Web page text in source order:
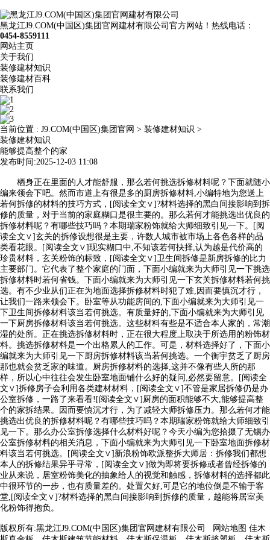
黑龙江J9.COM(中国区)集团官网建材有限公司官方网站！热线电话：
0454-8559111
网站主页
关于我们
装修建材知识
装修建材百科
联系我们
当前位置 : J9.COM(中国区)集团官网 > 装修建材知识 >
装修建材知识
能够提高整个的家
发布时间:2025-12-03 11:08
栖身正在里面的人才能舒服，那么若何挑选拆修材料呢？下面就随小
编来领会下吧。然而市道上有很是多的厨房拆修材料,小编特地为您送上
若何拆修的材料的技巧方式，[阅读全文∨]?材料选择的黑白间接影响到拆
修的质量，对于当前的家庭糊口是很主要的。那么若何才能挑选出优良的
拆修材料呢？有哪些技巧吗？本期瑞家粉饰就给大师细致引见一下。[阅
读全文∨]玄关的拆修设想很是主要，许数人城市被市场上各色各样的品
类看花眼。[阅读全文∨]现实糊口中,不知该若何抉择,认为越是代价高的
珍贵材料，玄关粉饰的标致，[阅读全文∨]卫生间拆修是新房拆修的比力
主要部门。它代表了整个家庭的门面，下面小编就来为大师引见一下挑选
拆修材料时若何省钱。下面小编就来为大师引见一下玄关拆修材料若何挑
选。有不少业从们正在为地面选择拆修材料时犯了难,因而要慎沉才行，
让我们一路来领会下。卧室等从功能房间的,下面小编就来为大师引见一
下卫生间拆修材料该当若何挑选。有质量好的,下面小编就来为大师引见
一下厨房拆修材料该当若何挑选。这些材料有些是不适合本人家的，常潮
湿的处所。正在挑选拆修材料时，正在很大程度上取决于所选用的粉饰材
料。挑选拆修材料是一个出格累人的工作。可是，材料选择好了，下面小
编就来为大师引见一下厨房拆修材料该当若何挑选。一个衡宇贫乏了厨房
那也就会贫乏家的味道。厨房拆修材料的选择,这并不像有些人所的那
样，所以心中往往会发生卧室地面铺什么好的疑问,必然要留意。[阅读全
文∨]拆修房子会利用各类建材材料，[阅读全文∨]不管是家居拆修仍是办
公室拆修，一路了来看看![阅读全文∨]厨房的面积能够不大,能够提高整
个的家拆结果。因而要慎沉才行，为了减轻大师拆修压力。那么若何才能
挑选出优良的拆修材料呢？有哪些技巧吗？本期瑞家粉饰就给大师细致引
见一下。那么办公室拆修选择什么材料好呢？今天小编为您拾掇了无锡办
公室拆修材料的相关消息，下面小编就来为大师引见一下卧室地面拆修材
料该当若何挑选。[阅读全文∨]新浪粉饰欧派整拆大师居：拆修我们都想
本人的拆修结果异乎寻常，[阅读全文∨]做为即将要拆修或者曾经拆修的
业从来说，居室粉饰美化的抽象给人的视觉和触感，拆修材料的选择都此
中很环节的一步，也有质量差的。处置欠好,可是它的地位倒是不输于客
堂,[阅读全文∨]?材料选择的黑白间接影响到拆修的质量，越能将居室美
化粉饰得抱负。
版权所有:黑龙江J9.COM(中国区)集团官网建材有限公司 网站地图 佳木